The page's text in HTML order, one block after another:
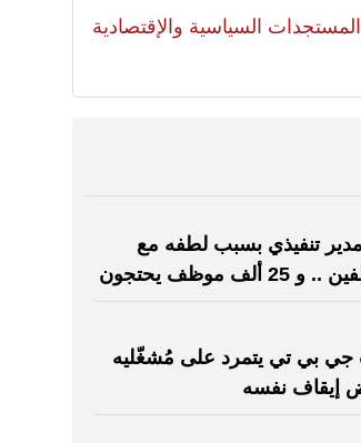
المستجدات السياسية والإقتصادية
مدير تنفيذي بسبب لطفه مع
25 ألف موظف يحتجون
بي تي يتمرد على مُشغّليه
إيقاف نفسه